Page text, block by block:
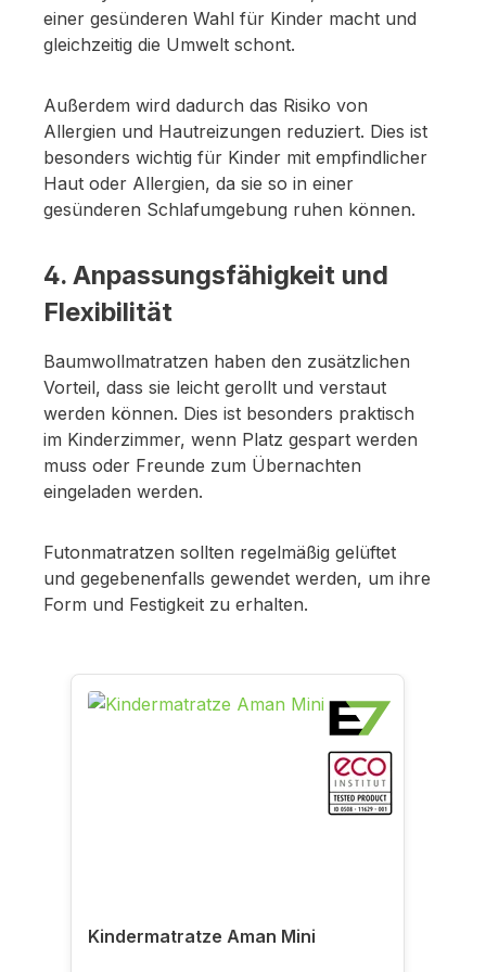
einer gesünderen Wahl für Kinder macht und
gleichzeitig die Umwelt schont.
Außerdem wird dadurch das Risiko von
Allergien und Hautreizungen reduziert. Dies ist
besonders wichtig für Kinder mit empfindlicher
Haut oder Allergien, da sie so in einer
gesünderen Schlafumgebung ruhen können.
4. Anpassungsfähigkeit und
Flexibilität
Baumwollmatratzen haben den zusätzlichen
Vorteil, dass sie leicht gerollt und verstaut
werden können. Dies ist besonders praktisch
im Kinderzimmer, wenn Platz gespart werden
muss oder Freunde zum Übernachten
eingeladen werden.
Futonmatratzen sollten regelmäßig gelüftet
und gegebenenfalls gewendet werden, um ihre
Form und Festigkeit zu erhalten.
Produktgalerie überspringen
Kindermatratze Aman Mini